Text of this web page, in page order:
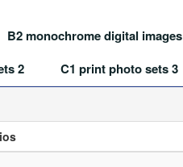
B2 monochrome digital images
2 C1 print photo sets 3